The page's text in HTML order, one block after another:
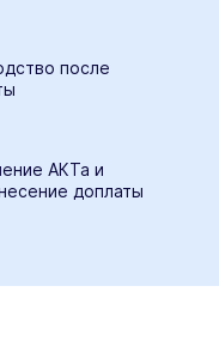
после
АКТа и
доплаты